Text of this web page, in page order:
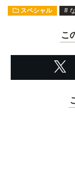
スペシャル #
こ